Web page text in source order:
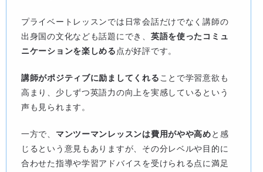
プライベートレッスンでは日常会話だけでなく講師の
出身国の文化なども話題にでき、 英語を使ったコミュ
ニケーションを楽しめる点が好評です。
講師がポジティブに励ましてくれる ことで学習意欲も
高まり、少しずつ英語力の向上を実感しているという
声も見られます。
一方で、 マンツーマンレッスンは費用がやや高めと感
じるという意見もありますが、その分レベルや目的に
合わせた指導や学習アドバイスを受けられる点に満足